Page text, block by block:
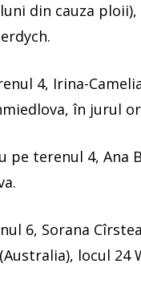
din cauza ploii),
4, Irina-
în jurul
pe terenul 4, Ana
6, Sorana
locul 24